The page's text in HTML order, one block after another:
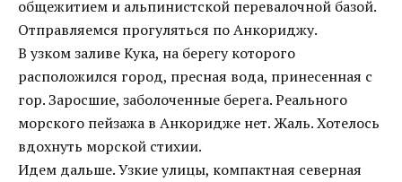
общежитием и альпинистской перевалочной базой.
Отправляемся прогуляться по Анкориджу.
В узком заливе Кука, на берегу которого
расположился город, пресная вода, принесенная с
гор. Заросшие, заболоченные берега. Реального
морского пейзажа в Анкоридже нет. Жаль. Хотелось
вдохнуть морской стихии.
Идем дальше. Узкие улицы, компактная северная